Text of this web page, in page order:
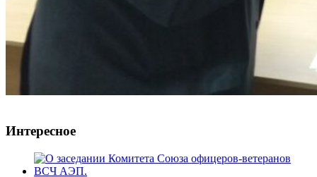
Интересное